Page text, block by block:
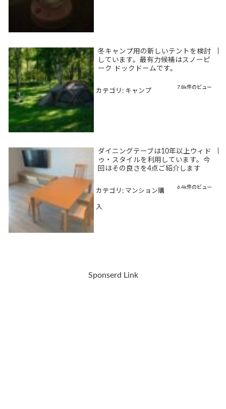
冬キャンプ用の新しいテントを検討
しています。最有力候補はスノーピ
ーク ドックドームです。
7.8k件のビュー
カテゴリ: キャンプ
ダイニングテーブは10年以上ウィド
ゥ・スタイルを利用しています。今
回はその良さを4点ご紹介します
6.4k件のビュー
カテゴリ: マンション購
入
Sponserd Link